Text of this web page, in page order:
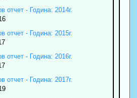
отчет - Година: 2014г.
отчет - Година: 2015г.
отчет - Година: 2016г.
отчет - Година: 2017г.